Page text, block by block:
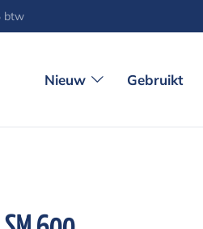
btw
Nieuw Gebruikt